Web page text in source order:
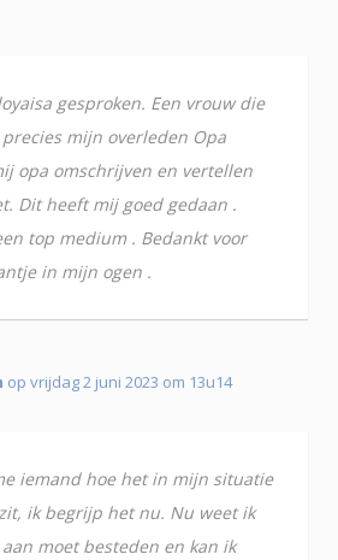
gesproken. Een vrouw die
mijn overleden Opa
opa omschrijven en vertellen
Dit heeft mij goed gedaan .
top medium . Bedankt voor
in mijn ogen .
op vrijdag 2 juni 2023 om 13u14
iemand hoe het in mijn situatie
ik begrijp het nu. Nu weet ik
moet besteden en kan ik